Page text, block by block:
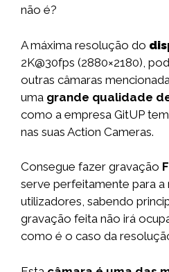
não é?
A máxima resolução do
2K@30fps (2880×2180),
outras câmaras
uma grande qualidade
como a empresa GitUP
nas suas Action Cameras.
Consegue fazer gravação
serve perfeitamente para a
utilizadores, sabendo
gravação feita não irá
como é o caso da